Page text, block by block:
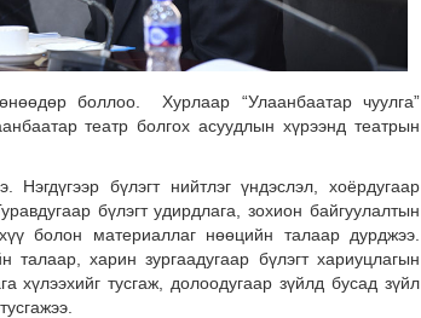
боллоо. Хурлаар “Улаанбаатар чуулга”
театр болгох асуудлын хүрээнд театрын
бүлэгт нийтлэг үндэслэл, хоёрдугаар
бүлэгт удирдлага, зохион байгуулалтын
болон материаллаг нөөцийн талаар дурджээ.
талаар, харин зургаадугаар бүлэгт хариуцлагын
хүлээхийг тусгаж, долоодугаар зүйлд бусад зүйл